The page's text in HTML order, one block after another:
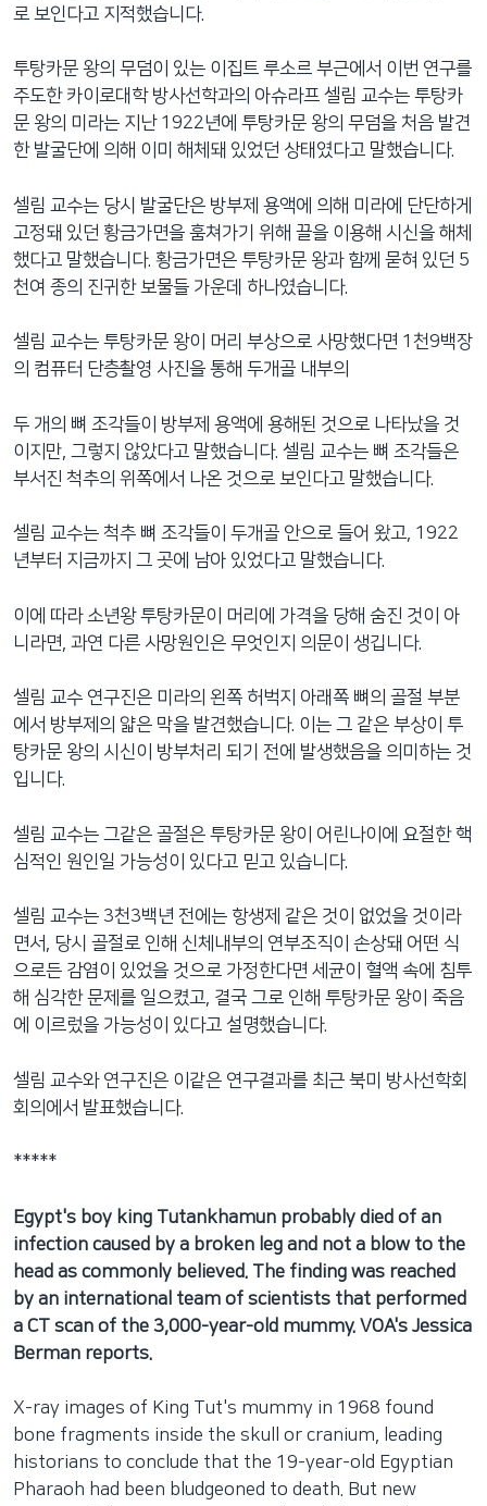
동
색
으
로
로 보인다고 지적했습니다.
투탕카문 왕의 무덤이 있는 이집트 루소르 부근에서 이번 연구를
주도한 카이로대학 방사선학과의 아슈라프 셀림 교수는 투탕카
문 왕의 미라는 지난 1922년에 투탕카문 왕의 무덤을 처음 발견
한 발굴단에 의해 이미 해체돼 있었던 상태였다고 말했습니다.
셀림 교수는 당시 발굴단은 방부제 용액에 의해 미라에 단단하게
고정돼 있던 황금가면을 훔쳐가기 위해 끌을 이용해 시신을 해체
했다고 말했습니다. 황금가면은 투탕카문 왕과 함께 묻혀 있던 5
천여 종의 진귀한 보물들 가운데 하나였습니다.
셀림 교수는 투탕카문 왕이 머리 부상으로 사망했다면 1천9백장
의 컴퓨터 단층촬영 사진을 통해 두개골 내부의
두 개의 뼈 조각들이 방부제 용액에 용해된 것으로 나타났을 것
이지만, 그렇지 않았다고 말했습니다. 셀림 교수는 뼈 조각들은
부서진 척추의 위쪽에서 나온 것으로 보인다고 말했습니다.
셀림 교수는 척추 뼈 조각들이 두개골 안으로 들어 왔고, 1922
년부터 지금까지 그 곳에 남아 있었다고 말했습니다.
이에 따라 소년왕 투탕카문이 머리에 가격을 당해 숨진 것이 아
니라면, 과연 다른 사망원인은 무엇인지 의문이 생깁니다.
셀림 교수 연구진은 미라의 왼쪽 허벅지 아래쪽 뼈의 골절 부분
에서 방부제의 얇은 막을 발견했습니다. 이는 그 같은 부상이 투
탕카문 왕의 시신이 방부처리 되기 전에 발생했음을 의미하는 것
입니다.
셀림 교수는 그같은 골절은 투탕카문 왕이 어린나이에 요절한 핵
심적인 원인일 가능성이 있다고 믿고 있습니다.
셀림 교수는 3천3백년 전에는 항생제 같은 것이 없었을 것이라
면서, 당시 골절로 인해 신체내부의 연부조직이 손상돼 어떤 식
으로든 감염이 있었을 것으로 가정한다면 세균이 혈액 속에 침투
해 심각한 문제를 일으켰고, 결국 그로 인해 투탕카문 왕이 죽음
에 이르렀을 가능성이 있다고 설명했습니다.
셀림 교수와 연구진은 이같은 연구결과를 최근 북미 방사선학회
회의에서 발표했습니다.
*****
Egypt's boy king Tutankhamun probably died of an
infection caused by a broken leg and not a blow to the
head as commonly believed. The finding was reached
by an international team of scientists that performed
a CT scan of the 3,000-year-old mummy. VOA's Jessica
Berman reports.
X-ray images of King Tut's mummy in 1968 found
bone fragments inside the skull or cranium, leading
historians to conclude that the 19-year-old Egyptian
Pharaoh had been bludgeoned to death. But new